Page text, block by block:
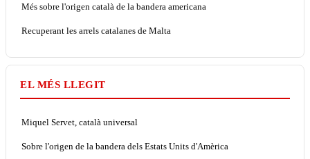
Més sobre l'origen català de la bandera americana
Recuperant les arrels catalanes de Malta
EL MÉS LLEGIT
Miquel Servet, català universal
Sobre l'origen de la bandera dels Estats Units d'Amèrica